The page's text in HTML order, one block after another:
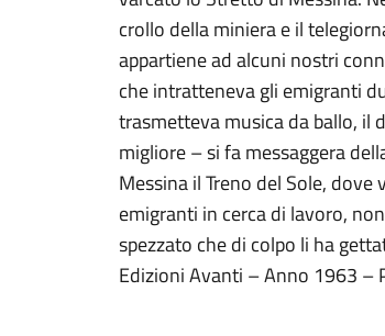
crollo della miniera e il
appartiene ad alcuni nostri
che intratteneva gli emigranti
trasmetteva musica da ballo, il
migliore – si fa messaggera
Messina il Treno del Sole,
emigranti in cerca di lavoro,
spezzato che di colpo li ha
Edizioni Avanti – Anno 1963 –